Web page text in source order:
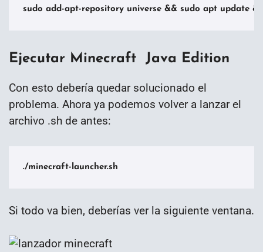
sudo add-apt-repository universe && sudo apt update
Ejecutar Minecraft Java Edition
Con esto debería quedar solucionado el
problema. Ahora ya podemos volver a lanzar el
archivo .sh de antes:
./minecraft-launcher.sh
Si todo va bien, deberías ver la siguiente ventana.